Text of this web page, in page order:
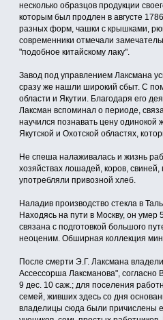
несколько образцов продукции
которым был продлен в августе
разных форм, чашки с крышка­ми,
современники отмечали
"подобное китай­скому лаку".
Завод под управлением Лаксмана
сразу же нашли широкий сбыт. С
области и Якутии. Благодаря его
Лаксман вспоминал о периоде,
научился познавать цену
Якутской и Охотской областях,
Не спеша налаживалась и жизнь
хозяйствах лошадей, коров,
употребляли привозной хлеб.
Наладив производство стекла в
Находясь на пути в Москву, он
связана с подготовкой большого
неоценим. Обширная коллекция
После смерти Э.Г. Лаксмана
Ассессорша Лаксманова",
9 дес. 10 саж.; для поселения
семей, живших здесь со дня
владелицы сюда были причислены